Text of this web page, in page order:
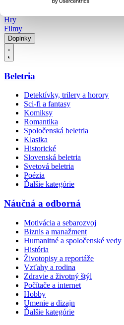
Hry
Filmy
Doplnky
Beletria
Detektívky, trilery a horory
Sci-fi a fantasy
Komiksy
Romantika
Spoločenská beletria
Klasika
Historické
Slovenská beletria
Svetová beletria
Poézia
Ďalšie kategórie
Náučná a odborná
Motivácia a sebarozvoj
Biznis a manažment
Humanitné a spoločenské vedy
História
Životopisy a reportáže
Vzťahy a rodina
Zdravie a životný štýl
Počítače a internet
Hobby
Umenie a dizajn
Ďalšie kategórie